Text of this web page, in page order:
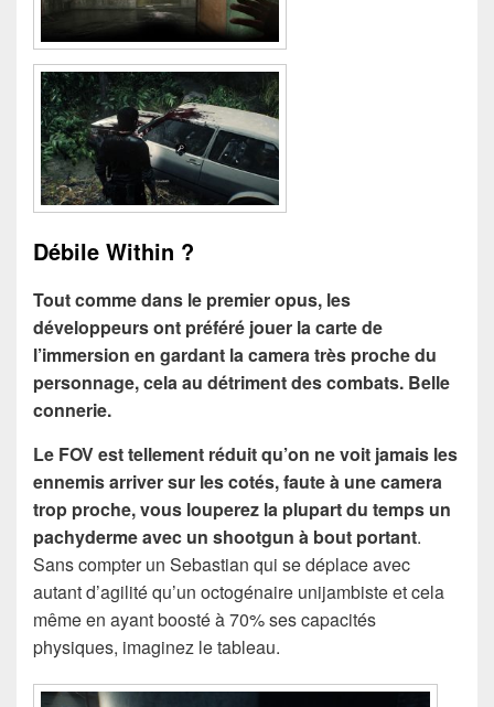
Débile Within ?
Tout comme dans le premier opus, les
développeurs ont préféré jouer la carte de
l’immersion en gardant la camera très proche du
personnage, cela au détriment des combats. Belle
connerie.
Le FOV est tellement réduit qu’on ne voit jamais les
ennemis arriver sur les cotés, faute à une camera
trop proche, vous louperez la plupart du temps un
pachyderme avec un shootgun à bout portant.
Sans compter un Sebastian qui se déplace avec
autant d’agilité qu’un octogénaire unijambiste et cela
même en ayant boosté à 70% ses capacités
physiques, imaginez le tableau.